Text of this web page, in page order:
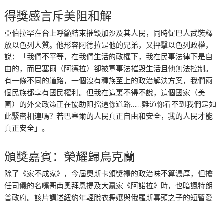
得獎感言斥美阻和解
亞伯拉罕在台上呼籲結束摧毁加沙及其人民，同時促巴人武裝釋
放以色列人質。他形容阿德拉是他的兄弟，又抨擊以色列政權，
說：「我們不平等，在我們生活的政權下，我在民事法律下是自
由的，而巴塞爾（阿德拉）卻被軍事法摧毁生活且他無法控制。
有一條不同的道路，一個沒有種族至上的政治解決方案，我們兩
個民族都享有國民權利。但我在這裏不得不說，這個國家（美
國）的外交政策正在協助阻擋這條道路……難道你看不到我們是如
此緊密相連嗎？若巴塞爾的人民真正自由和安全，我的人民才能
真正安全」。
頒獎嘉賓：榮耀歸烏克蘭
除了《家不成家》，今屆奧斯卡頒獎禮的政治味不算濃厚，但擔
任司儀的名嘴哥南奧拜恩提及大贏家《阿諾拉》時，也暗諷特朗
普政府。該片講述紐約年輕脫衣舞孃與俄羅斯寡頭之子的短暫愛